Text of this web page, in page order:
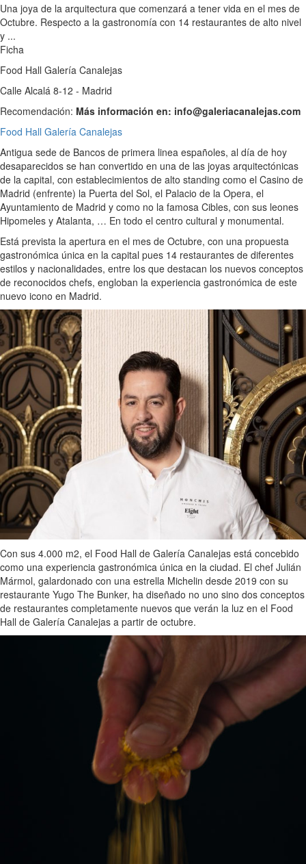
Una joya de la arquitectura que comenzará a tener vida en el mes de
Octubre. Respecto a la gastronomía con 14 restaurantes de alto nivel
y ...
Ficha
Food Hall Galería Canalejas
Calle Alcalá 8-12 - Madrid
Recomendación: Más información en: info@galeriacanalejas.com
Food Hall Galería Canalejas
Antigua sede de Bancos de primera linea españoles, al día de hoy
desaparecidos se han convertido en una de las joyas arquitectónicas
de la capital, con establecimientos de alto standing como el Casino de
Madrid (enfrente) la Puerta del Sol, el Palacio de la Opera, el
Ayuntamiento de Madrid y como no la famosa Cibles, con sus leones
Hipomeles y Atalanta, … En todo el centro cultural y monumental.
Está prevista la apertura en el mes de Octubre, con una propuesta
gastronómica única en la capital pues 14 restaurantes de diferentes
estilos y nacionalidades, entre los que destacan los nuevos conceptos
de reconocidos chefs, engloban la experiencia gastronómica de este
nuevo icono en Madrid.
Con sus 4.000 m2, el Food Hall de Galería Canalejas está concebido
como una experiencia gastronómica única en la ciudad. El chef Julián
Mármol, galardonado con una estrella Michelin desde 2019 con su
restaurante Yugo The Bunker, ha diseñado no uno sino dos conceptos
de restaurantes completamente nuevos que verán la luz en el Food
Hall de Galería Canalejas a partir de octubre.